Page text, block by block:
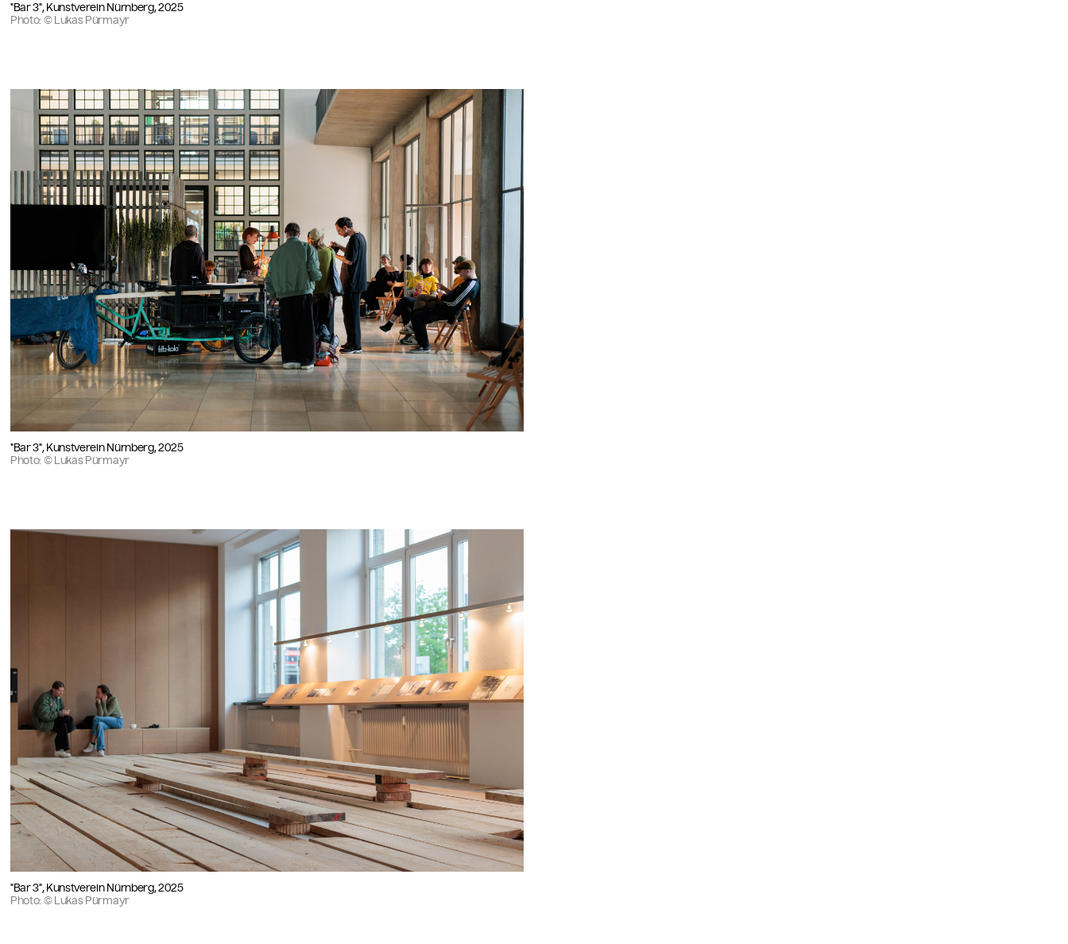
"Bar 3", Kunstverein Nürnberg, 2025
Photo: © Lukas Pürmayr
"Bar 3", Kunstverein Nürnberg, 2025
Photo: © Lukas Pürmayr
"Bar 3", Kunstverein Nürnberg, 2025
Photo: © Lukas Pürmayr